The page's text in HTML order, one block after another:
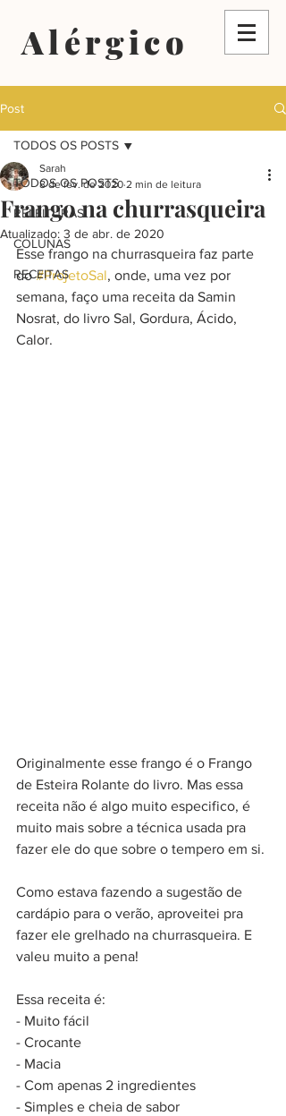
Alérgico
Post
TODOS OS POSTS
RELEITURAS
COLUNAS
RECEITAS
TODOS OS POSTS
Frango na churrasqueira
Sarah
8 de fev. de 2020 2 min de leitura
Atualizado: 3 de abr. de 2020
Esse frango na churrasqueira faz parte
do #ProjetoSal, onde, uma vez por
semana, faço uma receita da Samin
Nosrat, do livro Sal, Gordura, Ácido,
Calor.
Originalmente esse frango é o Frango
de Esteira Rolante do livro. Mas essa
receita não é algo muito especifico, é
muito mais sobre a técnica usada pra
fazer ele do que sobre o tempero em si.
Como estava fazendo a sugestão de
cardápio para o verão, aproveitei pra
fazer ele grelhado na churrasqueira. E
valeu muito a pena!
Essa receita é:
- Muito fácil
- Crocante
- Macia
- Com apenas 2 ingredientes
- Simples e cheia de sabor